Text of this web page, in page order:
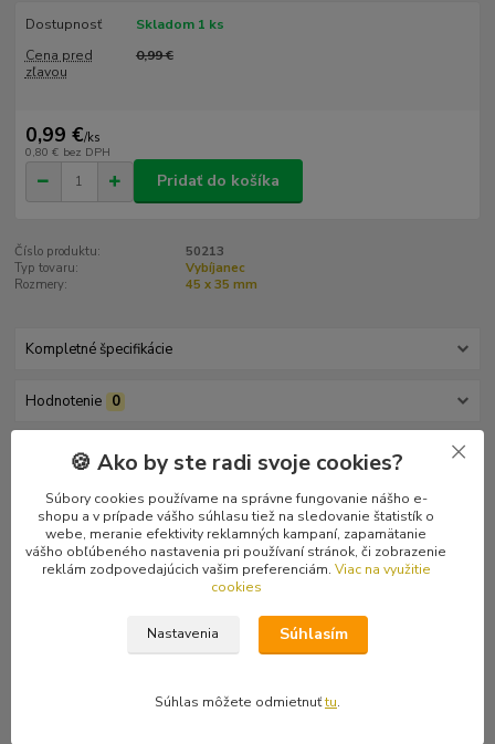
Dostupnosť
Skladom 1 ks
Cena pred
zľavou
0,99 €
0,99 €/ks
0,80 € bez DPH
Pridať do košíka
Číslo produktu:
50213
Typ tovaru:
Vybíjanec
Rozmery:
45 x 35 mm
Kompletné špecifikácie
Hodnotenie 0
Komentáre 0
Kompletné špecifikácie
Vybíjanec na killer, obojok, opasok, bundu či vestu... Spôsob
uchytenia: nitovanie. Ku každému vybíjancu je do páru priložený
🍪 Ako by ste radi svoje cookies?
Súbory cookies používame na správne fungovanie nášho e-
shopu a v prípade vášho súhlasu tiež na sledovanie štatistík o
webe, meranie efektivity reklamných kampaní, zapamätanie
vášho obľúbeného nastavenia pri používaní stránok, či zobrazenie
reklám zodpovedajúcich vašim preferenciám. Viac na využitie
cookies
Nastavenia Súhlasím
Súhlas môžete odmietnuťtu.